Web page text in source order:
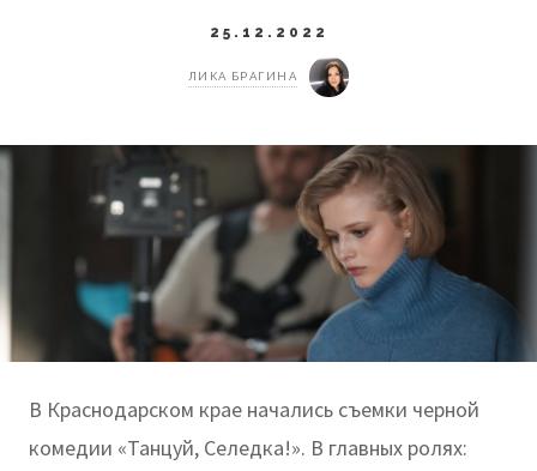
25.12.2022
ЛИКА БРАГИНА
В Краснодарском крае начались съемки черной
комедии «Танцуй, Селедка!». В главных ролях: